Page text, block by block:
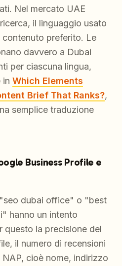
Nel mercato UAE
il linguaggio usato
preferito. Le
davvero a Dubai
per ciascuna lingua,
in Which Elements
Brief That Ranks?,
semplice traduzione
Business Profile e
dubai office" o "best
hanno un intento
questo la precisione del
il numero di recensioni
cioè nome, indirizzo